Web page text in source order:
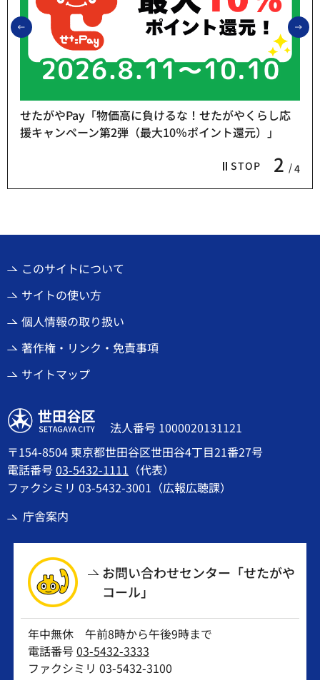
前のスライドを表示
STOP 2 4
せたがやPay「物価高に負けるな！せたがやくらし応
援キャンペーン第2弾（最大10％ポイント還元）」
このサイトについて
サイトの使い方
個人情報の取り扱い
著作権・リンク・免責事項
サイトマップ
世田谷区
法人番号 1000020131121
〒154-8504 東京都世田谷区世田谷4丁目21番27号
電話番号03-5432-1111 （代表）
ファクシミリ 03-5432-3001（広報広聴課）
庁舎案内
お問い合わせセンター「せたがや
コール」
年中無休 午前8時から午後9時まで
電話番号03-5432-3333
ファクシミリ 03-5432-3100